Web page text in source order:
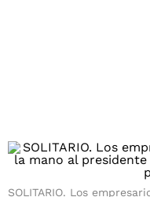
SOLITARIO. Los